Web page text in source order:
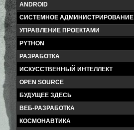
ANDROID
СИСТЕМНОЕ АДМИНИСТРИРОВАНИЕ
УПРАВЛЕНИЕ ПРОЕКТАМИ
PYTHON
РАЗРАБОТКА
ИСКУССТВЕННЫЙ ИНТЕЛЛЕКТ
OPEN SOURCE
БУДУЩЕЕ ЗДЕСЬ
ВЕБ-РАЗРАБОТКА
КОСМОНАВТИКА